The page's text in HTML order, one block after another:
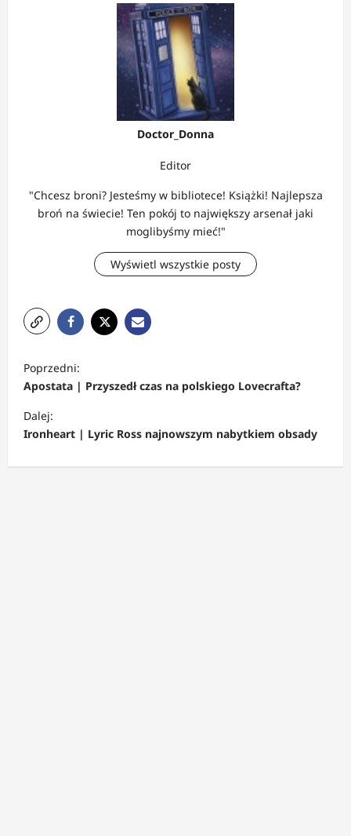
Doctor_Donna
Editor
"Chcesz broni? Jesteśmy w bibliotece! Książki! Najlepsza
broń na świecie! Ten pokój to największy arsenał jaki
moglibyśmy mieć!"
Wyświetl wszystkie posty
o
b
a
Poprzedni:
Apostata | Przyszedł czas na polskiego Lovecrafta?
Dalej:
Ironheart | Lyric Ross najnowszym nabytkiem obsady